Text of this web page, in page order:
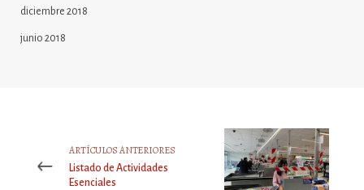
diciembre 2018
junio 2018
ARTÍCULOS ANTERIORES
Listado de Actividades
Esenciales